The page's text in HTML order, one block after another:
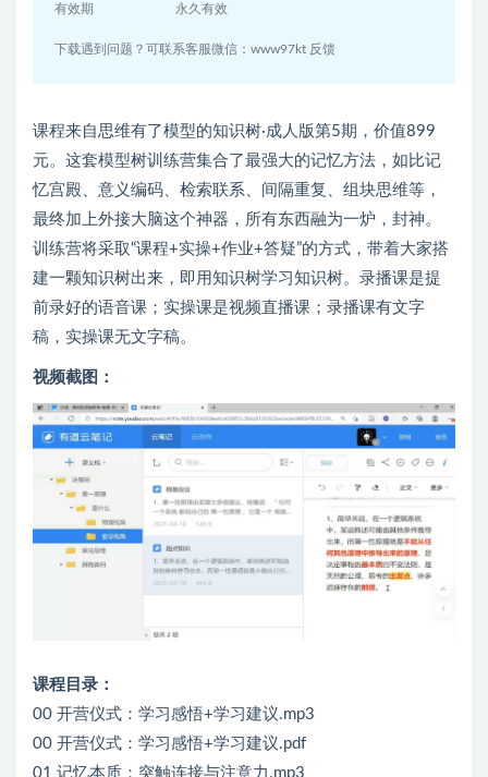
有效期 永久有效
下载遇到问题？可联系客服微信：www97kt 反馈
课程来自思维有了模型的知识树·成人版第5期，价值899
元。这套模型树训练营集合了最强大的记忆方法，如比记
忆宫殿、意义编码、检索联系、间隔重复、组块思维等，
最终加上外接大脑这个神器，所有东西融为一炉，封神。
训练营将采取“课程+实操+作业+答疑”的方式，带着大家搭
建一颗知识树出来，即用知识树学习知识树。录播课是提
前录好的语音课；实操课是视频直播课；录播课有文字
稿，实操课无文字稿。
视频截图：
课程目录：
00 开营仪式：学习感悟+学习建议.mp3
00 开营仪式：学习感悟+学习建议.pdf
01 记忆本质：突触连接与注意力.mp3